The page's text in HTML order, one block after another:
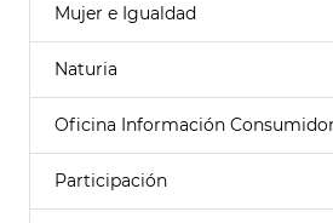
Mujer e Igualdad
Naturia
Oficina Información Consumidor
Participación